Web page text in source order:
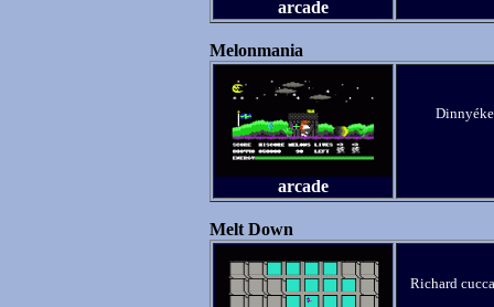
arcade
Melonmania
arcade
Melt Down
Richard